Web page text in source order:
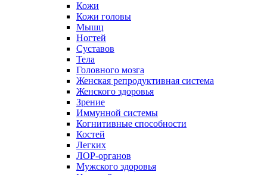
Кожи
Кожи головы
Мышц
Ногтей
Суставов
Тела
Головного мозга
Женская репродуктивная система
Женского здоровья
Зрение
Иммунной системы
Когнитивные способности
Костей
Легких
ЛОР-органов
Мужского здоровья